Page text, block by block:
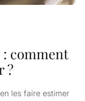
comment
?
les faire estimer